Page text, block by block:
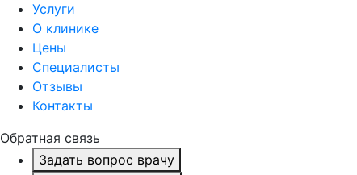
Услуги
О клинике
Цены
Специалисты
Отзывы
Контакты
Обратная связь
Задать вопрос врачу